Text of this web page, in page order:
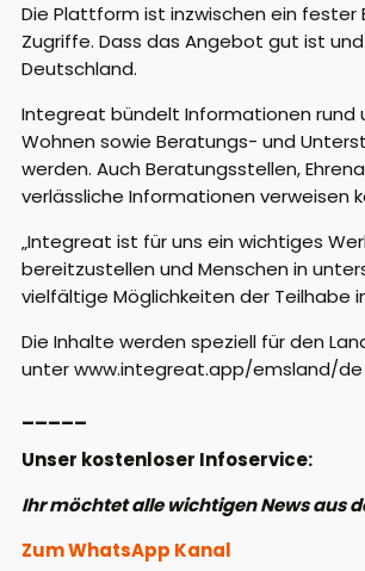
Die Plattform ist inzwischen ein
Zugriffe. Dass das Angebot gut ist
Deutschland.
Integreat bündelt Informationen rund
Wohnen sowie Beratungs- und
werden. Auch Beratungsstellen,
verlässliche Informationen verweisen
„Integreat ist für uns ein wichtiges
bereitzustellen und Menschen in
vielfältige Möglichkeiten der Teilhabe
Die Inhalte werden speziell für den
unter www.integreat.app/emsland/
Unser kostenloser Infoservice:
Ihr möchtet alle wichtigen News aus
Zum WhatsApp Kanal